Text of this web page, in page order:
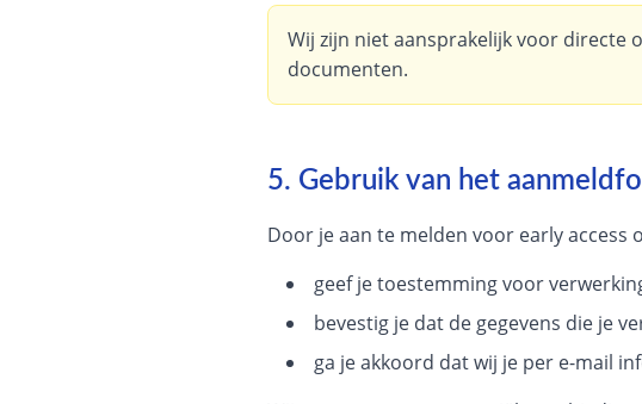
Wij zijn niet aansprakelijk voor directe
documenten.
5. Gebruik van het
Door je aan te melden voor early access
geef je toestemming voor
bevestig je dat de gegevens die je
ga je akkoord dat wij je per e-mail